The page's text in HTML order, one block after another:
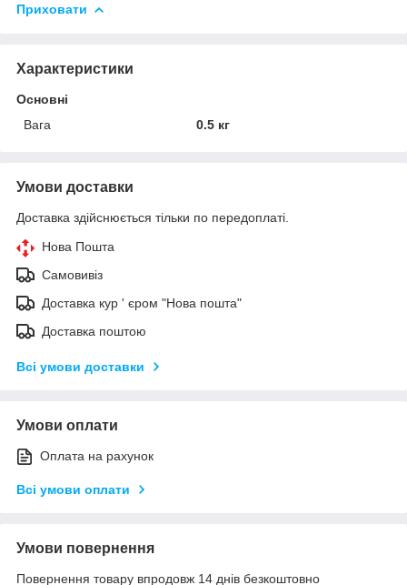
Приховати
Характеристики
Основні
Вага
0.5 кг
Умови доставки
Доставка здійснюється тільки по передоплаті.
Нова Пошта
Самовивіз
Доставка кур ' єром "Нова пошта"
Доставка поштою
Всі умови доставки
Умови оплати
Оплата на рахунок
Всі умови оплати
Умови повернення
Повернення товару впродовж 14 днів безкоштовно